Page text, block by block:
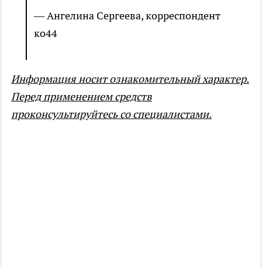
— Ангелина Сергеева, корреспондент
ко44
Информация носит ознакомительный характер.
Перед применением средств
проконсультируйтесь со специалистами.